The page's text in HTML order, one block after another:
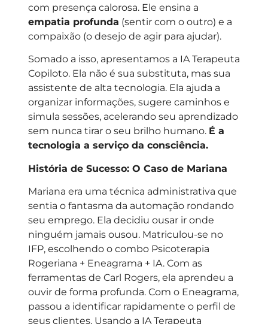
com presença calorosa. Ele ensina a
empatia profunda (sentir com o outro) e a
compaixão (o desejo de agir para ajudar).
Somado a isso, apresentamos a IA Terapeuta
Copiloto. Ela não é sua substituta, mas sua
assistente de alta tecnologia. Ela ajuda a
organizar informações, sugere caminhos e
simula sessões, acelerando seu aprendizado
sem nunca tirar o seu brilho humano. É a
tecnologia a serviço da consciência.
História de Sucesso: O Caso de Mariana
Mariana era uma técnica administrativa que
sentia o fantasma da automação rondando
seu emprego. Ela decidiu ousar ir onde
ninguém jamais ousou. Matriculou-se no
IFP, escolhendo o combo Psicoterapia
Rogeriana + Eneagrama + IA. Com as
ferramentas de Carl Rogers, ela aprendeu a
ouvir de forma profunda. Com o Eneagrama,
passou a identificar rapidamente o perfil de
seus clientes. Usando a IA Terapeuta